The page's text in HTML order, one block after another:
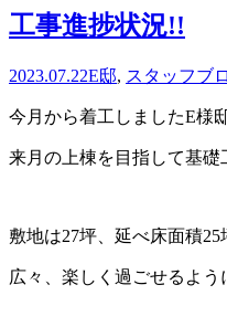
工事進捗状況!!
2023.07.22E邸, スタッフブ
今月から着工しましたE様
来月の上棟を目指して基礎
敷地は27坪、延べ床面積25
広々、楽しく過ごせるよう